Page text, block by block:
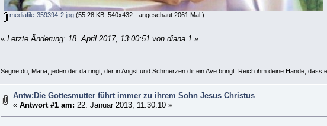
mediafile-359394-2.jpg (55.28 KB, 540x432 - angeschaut 2061 Mal.)
« Letzte Änderung: 18. April 2017, 13:00:51 von diana 1 »
Segne du, Maria, jeden der da ringt, der in Angst und Schmerzen dir ein Ave bringt. Reich ihm deine Hände, dass
Antw:Die Gottesmutter führt immer zu ihrem Sohn Jesus Christus
«Antwort #1 am: 22. Januar 2013, 11:30:10 »